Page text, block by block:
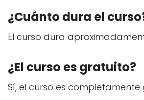
¿Cuánto dura el
El curso dura
¿El curso es gratuito?
Sí, el curso es completamente